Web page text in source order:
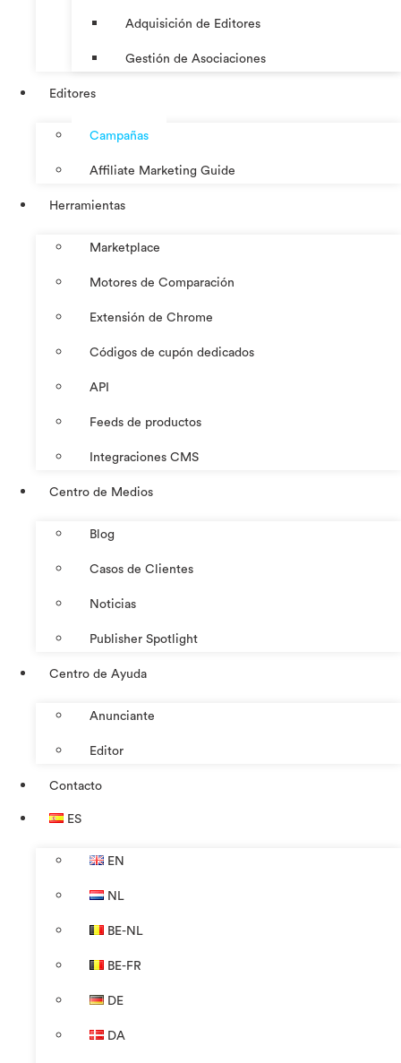
Adquisición de Editores
Gestión de Asociaciones
Editores
Campañas
Affiliate Marketing Guide
Herramientas
Marketplace
Motores de Comparación
Extensión de Chrome
Códigos de cupón dedicados
API
Feeds de productos
Integraciones CMS
Centro de Medios
Blog
Casos de Clientes
Noticias
Publisher Spotlight
Centro de Ayuda
Anunciante
Editor
Contacto
ES
EN
NL
BE-NL
BE-FR
DE
DA